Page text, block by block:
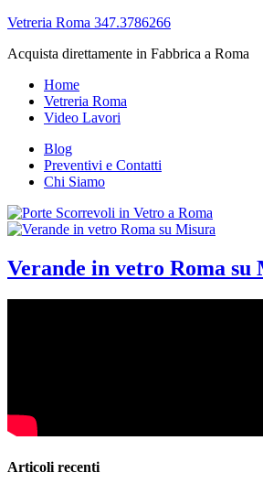
Vetreria Roma 347.3786266
Acquista direttamente in Fabbrica a Roma
Home
Vetreria Roma
Video Lavori
Blog
Preventivi e Contatti
Chi Siamo
Verande in vetro Roma su
Articoli recenti